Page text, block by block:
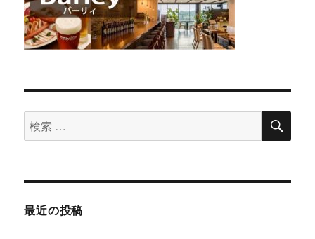
検
索
象:
検
最近の投稿